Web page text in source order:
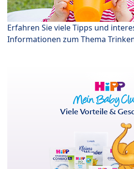
Erfahren Sie viele Tipps und
Informationen zum Thema
Viele Vorteile &